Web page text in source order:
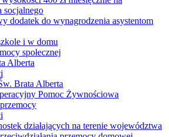
socjalnego
dodatek do wynagrodzenia asystentom
i w domu
społecznej
Alberta
Brata Alberta
Pomoc Żywnościowa
działających na terenie województwa